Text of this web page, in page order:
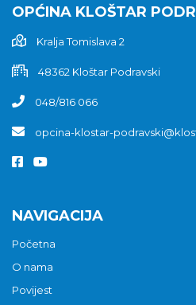
OPĆINA KLOŠTAR
Kralja Tomislava 2
48362 Kloštar Podravski
048/816 066
opcina-klostar-
NAVIGACIJA
Početna
O nama
Povijest